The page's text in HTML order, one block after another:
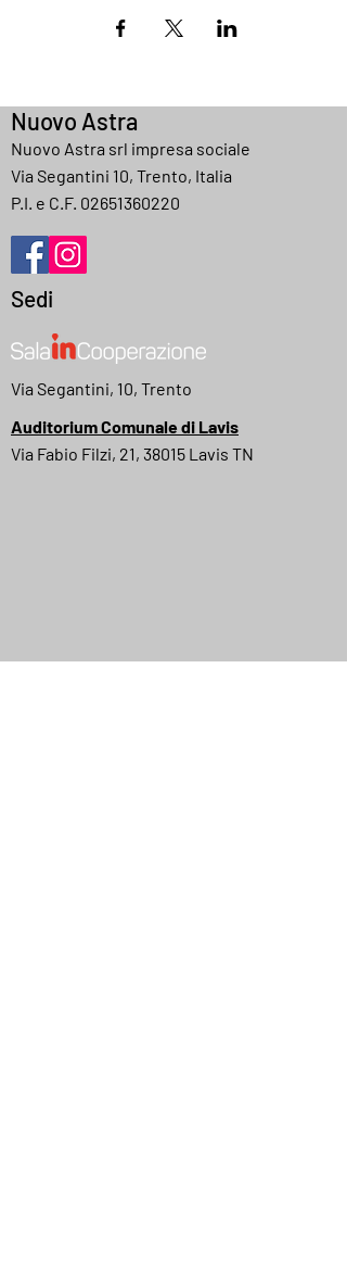
Nuovo Astra
Nuovo Astra srl impresa sociale
Via Segantini 10, Trento, Italia
P.I. e C.F. 02651360220
Sedi
Via Segantini, 10, Trento
Auditorium Comunale di Lavis
Via Fabio Filzi, 21, 38015 Lavis TN